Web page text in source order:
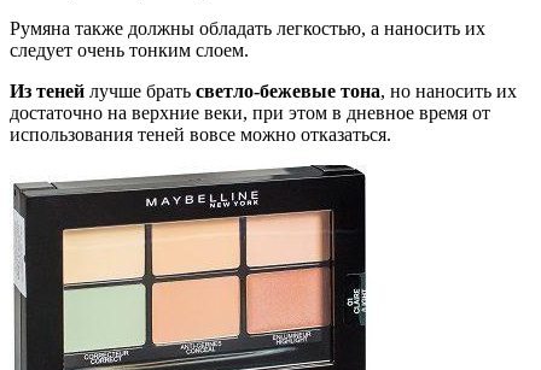
Румяна также должны обладать легкостью, а наносить их
следует очень тонким слоем.
Из теней лучше брать светло-бежевые тона, но наносить их
достаточно на верхние веки, при этом в дневное время от
использования теней вовсе можно отказаться.